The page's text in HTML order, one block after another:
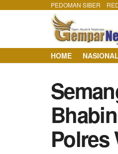
PEDOMAN SIBER
HOME
Polres